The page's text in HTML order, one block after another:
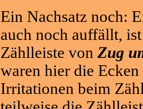
Ein Nachsatz noch:
auch noch auffällt,
Zählleiste von Zug
waren hier die Ecken
Irritationen beim